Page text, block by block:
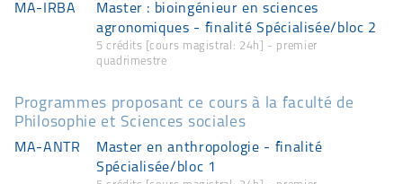
MA-IRBA
Master : bioingénieur en sciences
agronomiques - finalité Spécialisée/bloc 2
5 crédits [cours magistral: 24h] - premier
quadrimestre
Programmes proposant ce cours à la faculté de
Philosophie et Sciences sociales
MA-ANTR
Master en anthropologie - finalité
Spécialisée/bloc 1